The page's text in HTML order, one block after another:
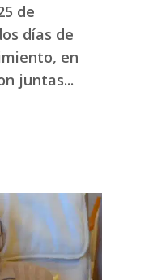
de
días de
en
juntas...